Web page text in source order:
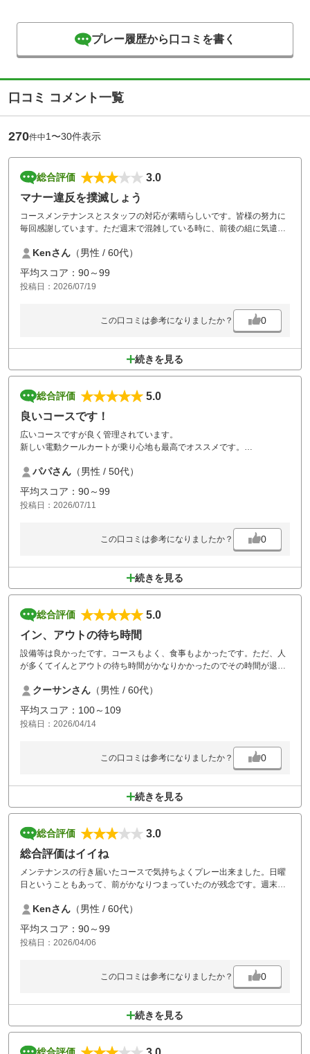
プレー履歴から口コミを書く
口コミ コメント一覧
270件中1〜30件表示
総合評価
3.0
マナー違反を撲滅しょう
コースメンテナンスとスタッフの対応が素晴らしいです。皆様の努力に
毎回感謝しています。ただ週末で混雑している時に、前後の組に気遣い
いないのに、乗入れほうだい。前が空いても、おしゃべりお騒ぎして暫
く打たない。後ろはどんどん詰まっているのにお構いなし！たった一組
のマナー違反が、スタッフの皆さんのご苦労と努力を無駄にしている事
を大変残念に思いました。
も宜しくお願い致します。
Kenさん （男性 / 60代）
平均スコア：90～99
投稿日：2026/07/19
この口コミは参考になりましたか？ 0
続きを見る
総合評価
5.0
良いコースです！
広いコースですが良く管理されています。
新しい電動クールカートが乗り心地も最高でオススメです。
また行きます！
パパさん （男性 / 50代）
平均スコア：90～99
投稿日：2026/07/11
この口コミは参考になりましたか？ 0
続きを見る
総合評価
5.0
イン、アウトの待ち時間
設備等は良かったです。コースもよく、食事もよかったです。ただ、人
が多くてイんとアウトの待ち時間がかなりかかったのでその時間が退屈
クーサンさん （男性 / 60代）
平均スコア：100～109
投稿日：2026/04/14
この口コミは参考になりましたか？ 0
続きを見る
総合評価
3.0
総合評価はイイね
メンテナンスの行き届いたコースで気持ちよくプレー出来ました。日曜
日ということもあって、前がかなりつまっていたのが残念です。週末の
Kenさん （男性 / 60代）
平均スコア：90～99
投稿日：2026/04/06
この口コミは参考になりましたか？ 0
続きを見る